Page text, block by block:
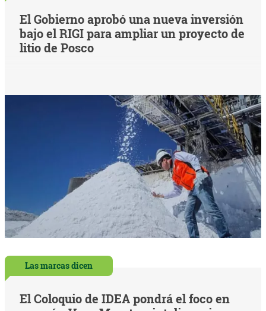
El Gobierno aprobó una nueva inversión
bajo el RIGI para ampliar un proyecto de
litio de Posco
Las marcas dicen
El Coloquio de IDEA pondrá el foco en